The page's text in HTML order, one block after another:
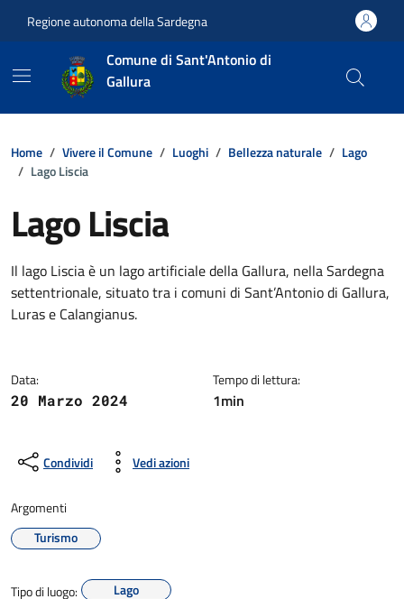
Regione autonoma della Sardegna
Comune di Sant'Antonio di
Gallura
Home Vivere il Comune Luoghi Bellezza naturale
Lago
Lago Liscia
Lago Liscia
Dettagli della notizia
Il lago Liscia è un lago artificiale della Gallura, nella Sardegna
settentrionale, situato tra i comuni di Sant’Antonio di Gallura,
Luras e Calangianus.
Data:
20 Marzo 2024
Tempo di lettura:
1min
Condividi Vedi azioni
Argomenti
Turismo
Tipo di luogo: Lago